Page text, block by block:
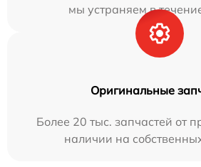
мы устраняем в
Оригинальные
Более 20 тыс. запчастей от
наличии на